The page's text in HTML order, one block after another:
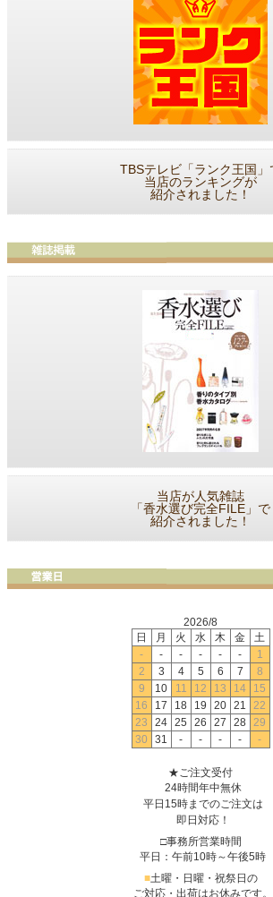
TBSテレビ「ランク王国」
当店のランキングが
紹介されました！
当店が人気雑誌
「香水選び完全FILE」で
紹介されました！
2026/8
日
月 火 水 木 金
土
-
- - - - -
1
2
3 4 5 6 7
8
9
10 11 12 13 14
15
16
17 18 19 20 21
22
23
24 25 26 27 28 29
30
31 - - - - -
★ご注文受付
24時間年中無休
平日15時までのご注文は
即日対応！
□事務所営業時間
平日：午前10時～午後5時
■土曜・日曜・祝祭日の
ご対応・出荷はお休みです。